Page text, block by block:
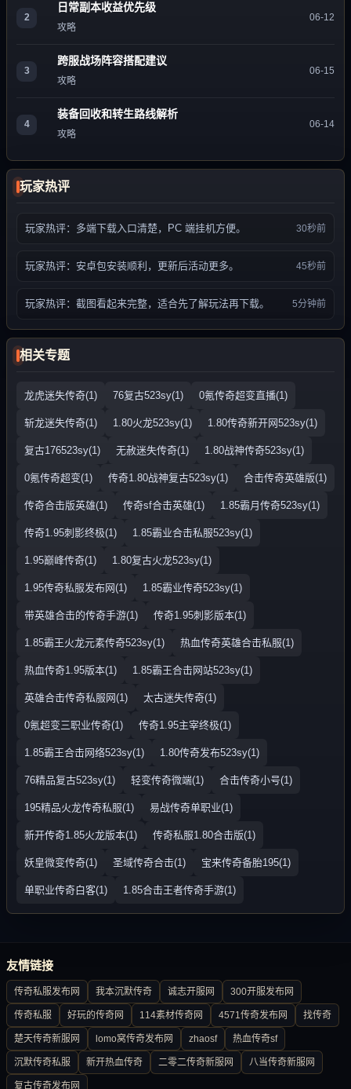
2
日常副本收益优先级
攻略
06-12
3
跨服战场阵容搭配建议
攻略
06-15
4
装备回收和转生路线解析
攻略
06-14
玩家热评
玩家热评：多端下载入口清楚，PC 端挂机方便。 30秒前
玩家热评：安卓包安装顺利，更新后活动更多。 45秒前
玩家热评：截图看起来完整，适合先了解玩法再下载。 5分钟前
相关专题
龙虎迷失传奇(1) 76复古523sy(1) 0氪传奇超变直播(1)
斩龙迷失传奇(1) 1.80火龙523sy(1) 1.80传奇新开网523sy(1)
复古176523sy(1) 无赦迷失传奇(1) 1.80战神传奇523sy(1)
0氪传奇超变(1) 传奇1.80战神复古523sy(1) 合击传奇英雄版(1)
传奇合击版英雄(1) 传奇sf合击英雄(1) 1.85霸月传奇523sy(1)
传奇1.95刺影终极(1) 1.85霸业合击私服523sy(1)
1.95巅峰传奇(1) 1.80复古火龙523sy(1)
1.95传奇私服发布网(1) 1.85霸业传奇523sy(1)
带英雄合击的传奇手游(1) 传奇1.95刺影版本(1)
1.85霸王火龙元素传奇523sy(1) 热血传奇英雄合击私服(1)
热血传奇1.95版本(1) 1.85霸王合击网站523sy(1)
英雄合击传奇私服网(1) 太古迷失传奇(1)
0氪超变三职业传奇(1) 传奇1.95主宰终极(1)
1.85霸王合击网络523sy(1) 1.80传奇发布523sy(1)
76精品复古523sy(1) 轻变传奇微端(1) 合击传奇小号(1)
195精品火龙传奇私服(1) 易战传奇单职业(1)
新开传奇1.85火龙版本(1) 传奇私服1.80合击版(1)
妖皇微变传奇(1) 圣域传奇合击(1) 宝来传奇备胎195(1)
单职业传奇白客(1) 1.85合击王者传奇手游(1)
友情链接
传奇私服发布网 我本沉默传奇 诚志开服网 300开服发布网
传奇私服 好玩的传奇网 114素材传奇网 4571传奇发布网 找传奇
楚天传奇新服网 lomo窝传奇发布网 zhaosf 热血传奇sf
沉默传奇私服 新开热血传奇 二零二传奇新服网 八当传奇新服网
复古传奇发布网